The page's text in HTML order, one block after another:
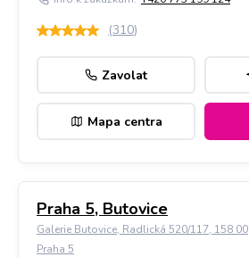
(310)
Zavolat
Mapa centra
Praha 5, Butovice
Galerie Butovice, Radlická 520/117, 158 00
Praha 5